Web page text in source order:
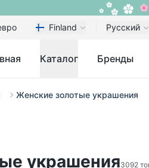
Finland Русский
Каталог Бренды
Женские золотые украшения
украшения3092